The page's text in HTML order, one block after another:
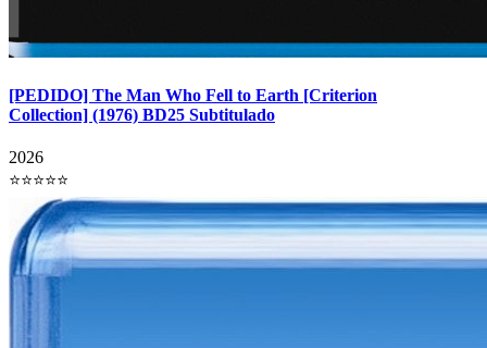
[PEDIDO] The Man Who Fell to Earth [Criterion
Collection] (1976) BD25 Subtitulado
2026
⭐⭐⭐⭐⭐